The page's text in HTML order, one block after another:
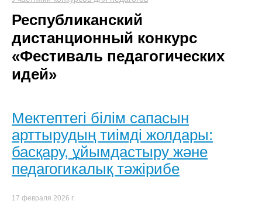
Республиканский
дистанционный конкурс
«Фестиваль педагогических
идей»
Мектептегі білім сапасын
арттырудың тиімді жолдары:
басқару, ұйымдастыру және
педагогикалық тәжірибе
17 февраля 2026 г.